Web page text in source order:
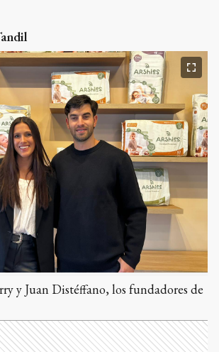
y Juan Distéffano, los fundadores de